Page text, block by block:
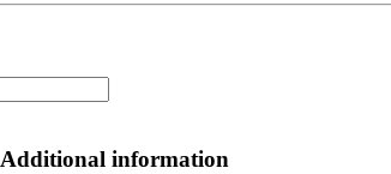
Additional information